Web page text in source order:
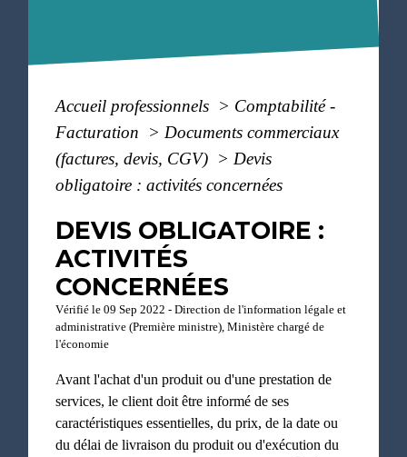
Accueil professionnels > Comptabilité -
Facturation
> Documents commerciaux
(factures, devis, CGV) > Devis
obligatoire : activités concernées
DEVIS OBLIGATOIRE :
ACTIVITÉS
CONCERNÉES
Vérifié le 09 Sep 2022 - Direction de l'information légale et
administrative (Première ministre), Ministère chargé de
l'économie
Avant l'achat d'un produit ou d'une prestation de
services, le client doit être informé de ses
caractéristiques essentielles, du prix, de la date ou
du délai de livraison du produit ou d'exécution du